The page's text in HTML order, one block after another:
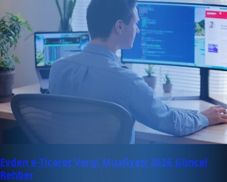
Evden e-Ticaret Vergi Muafiyeti 2026 Güncel
Rehber